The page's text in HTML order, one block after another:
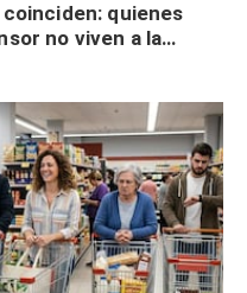
quienes
no viven a la